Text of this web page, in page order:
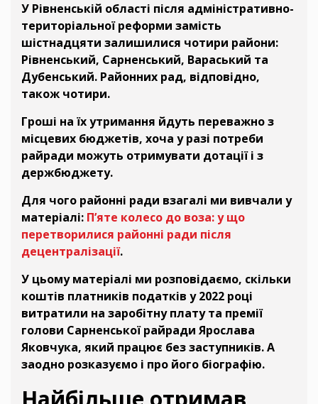
У Рівненській області після адміністративно-
територіальної реформи замість
шістнадцяти залишилися чотири райони:
Рівненський, Сарненський, Вараський та
Дубенський. Районних рад, відповідно,
також чотири.
Гроші на їх утримання йдуть переважно з
місцевих бюджетів, хоча у разі потреби
райради можуть отримувати дотації і з
держбюджету.
Для чого районні ради взагалі ми вивчали у
матеріалі: П’яте колесо до воза: у що
перетворилися районні ради після
децентралізації.
У цьому матеріалі ми розповідаємо, скільки
коштів платників податків у 2022 році
витратили на заробітну плату та премії
голови Сарненської райради Ярослава
Яковчука, який працює без заступників. А
заодно розказуємо і про його біографію.